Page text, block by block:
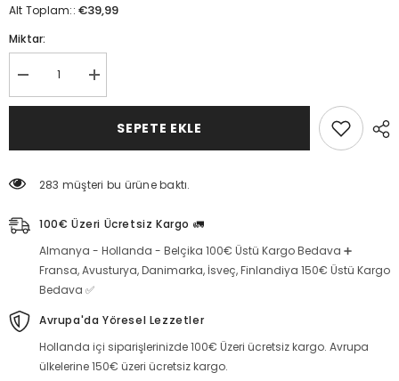
Alt Toplam::€39,99
Miktar:
Mor
ametist
taşı
miktarı
Mor
ametist
taşı
masaj
miktarı
SEPETE EKLE
283 müşteri bu ürüne baktı.
100€ Üzeri Ücretsiz Kargo 🚛
Almanya - Hollanda - Belçika 100€ Üstü Kargo Bedava ➕
Fransa, Avusturya, Danimarka, İsveç, Finlandiya 150€ Üstü Kargo
Bedava ✅
Avrupa'da Yöresel Lezzetler
Hollanda içi siparişlerinizde 100€ Üzeri ücretsiz kargo. Avrupa
ülkelerine 150€ üzeri ücretsiz kargo.